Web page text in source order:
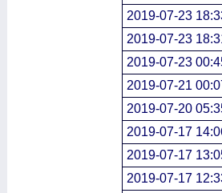
2019-07-23
2019-07-23
2019-07-23
2019-07-21
2019-07-20
2019-07-17
2019-07-17
2019-07-17